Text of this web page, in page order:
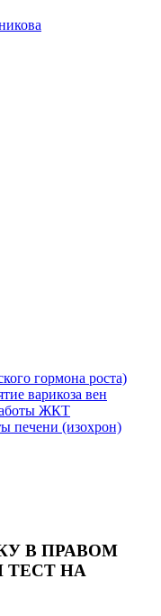
гормона роста)
варикоза вен
ЖКТ
печени (изохрон)
В ПРАВОМ
НА